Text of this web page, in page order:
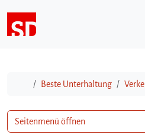
StartBeste Unterhaltung
Seitenmenü öffnen